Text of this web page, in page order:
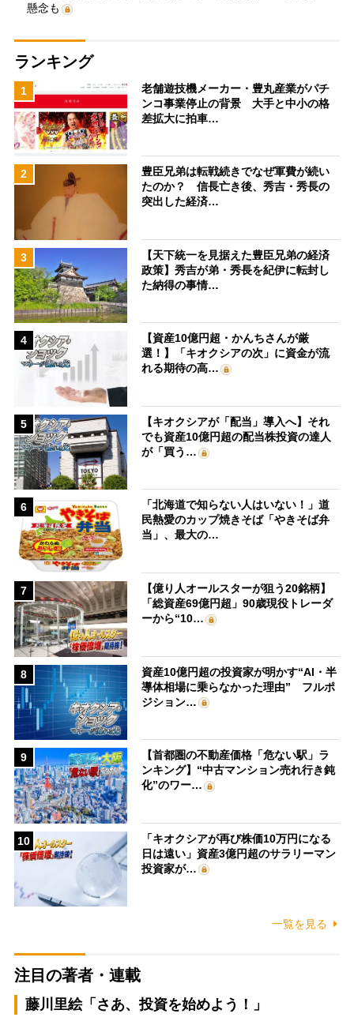
懸念も
ランキング
1
老舗遊技機メーカー・豊丸産業がパチ
ンコ事業停止の背景 大手と中小の格
差拡大に拍車…
2
豊臣兄弟は転戦続きでなぜ軍費が続い
たのか？ 信長亡き後、秀吉・秀長の
突出した経済…
3
【天下統一を見据えた豊臣兄弟の経済
政策】秀吉が弟・秀長を紀伊に転封し
た納得の事情…
4
【資産10億円超・かんちさんが厳
選！】「キオクシアの次」に資金が流
れる期待の高…
5
【キオクシアが「配当」導入へ】それ
でも資産10億円超の配当株投資の達人
が「買う…
6
「北海道で知らない人はいない！」道
民熱愛のカップ焼きそば「やきそば弁
当」、最大の…
7
【億り人オールスターが狙う20銘柄】
「総資産69億円超」90歳現役トレーダ
ーから“10…
8
資産10億円超の投資家が明かす“AI・半
導体相場に乗らなかった理由” フルポ
ジション…
9
【首都圏の不動産価格「危ない駅」ラ
ンキング】“中古マンション売れ行き鈍
化”のワー…
10
「キオクシアが再び株価10万円になる
日は遠い」資産3億円超のサラリーマン
投資家が…
一覧を見る
注目の著者・連載
藤川里絵「さあ、投資を始めよう！」